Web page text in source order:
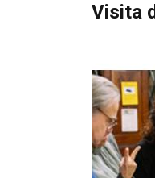
Visita